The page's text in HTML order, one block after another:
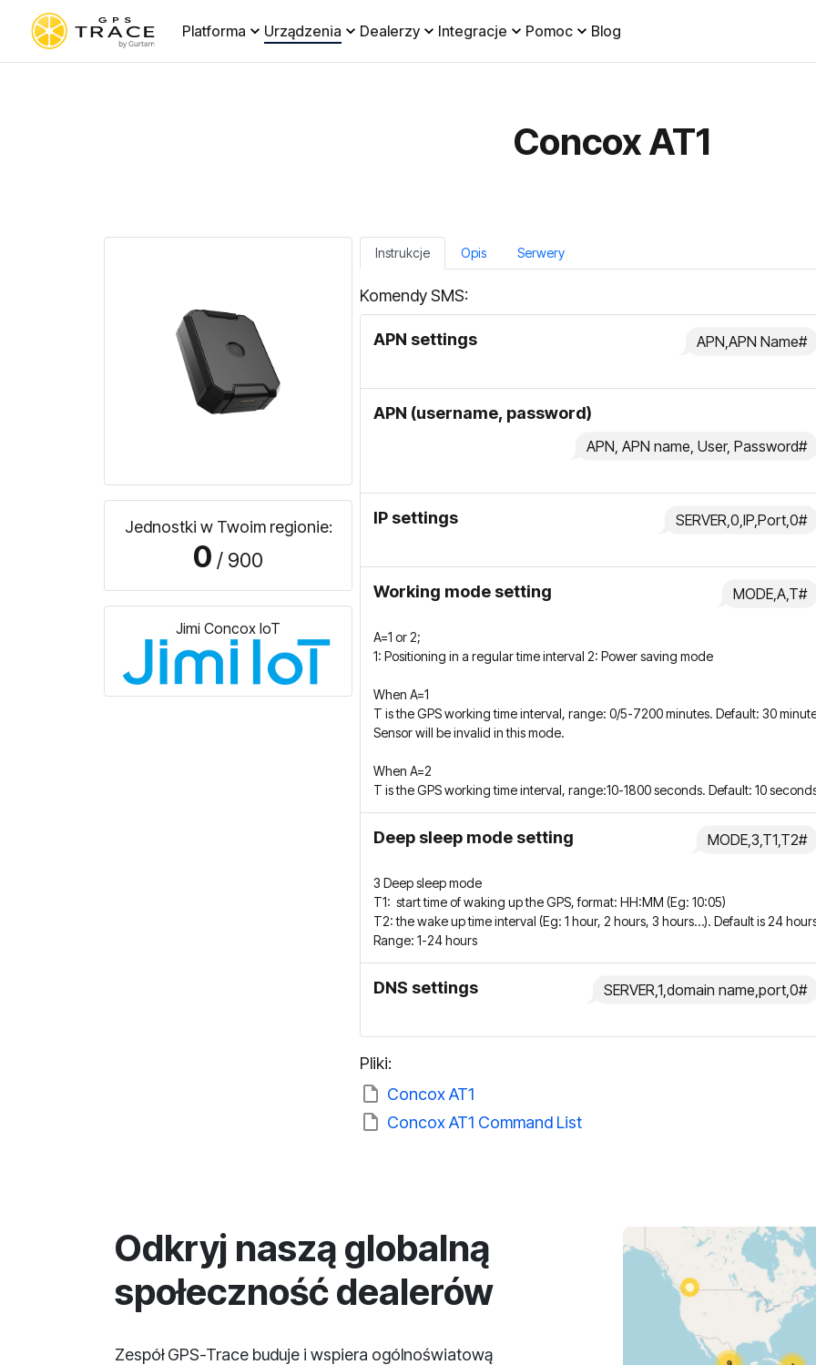
Platforma Urządzenia Dealerzy Integracje Pomoc Blog
Concox AT1
Jednostki w Twoim regionie:
0 / 900
Jimi Concox IoT
Instrukcje Opis Serwery
Komendy SMS:
APN settings APN,APN Name#
APN (username, password)
APN, APN name, User, Password#
IP settings SERVER,0,IP,Port,0#
Working mode setting MODE,A,T#
A=1 or 2;
1: Positioning in a regular time interval 2: Power saving mode
When A=1
T is the GPS working time interval, range: 0/5-7200 minutes. Default: 30
Sensor will be invalid in this mode.
When A=2
T is the GPS working time interval, range:10-1800 seconds. Default: 10
Deep sleep mode setting MODE,3,T1,T2#
3 Deep sleep mode
T1: start time of waking up the GPS, format: HH:MM (Eg: 10:05)
T2: the wake up time interval (Eg: 1 hour, 2 hours, 3 hours…). Default is 24
Range: 1-24 hours
DNS settings SERVER,1,domain name,port,0#
Pliki:
Concox AT1
Concox AT1 Command List
Odkryj naszą globalną
społeczność dealerów
Zespół GPS-Trace buduje i wspiera ogólnoświatową